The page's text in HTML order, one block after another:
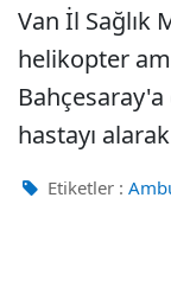
Van İl Sağlık
helikopter
hastayı
Etiketler :